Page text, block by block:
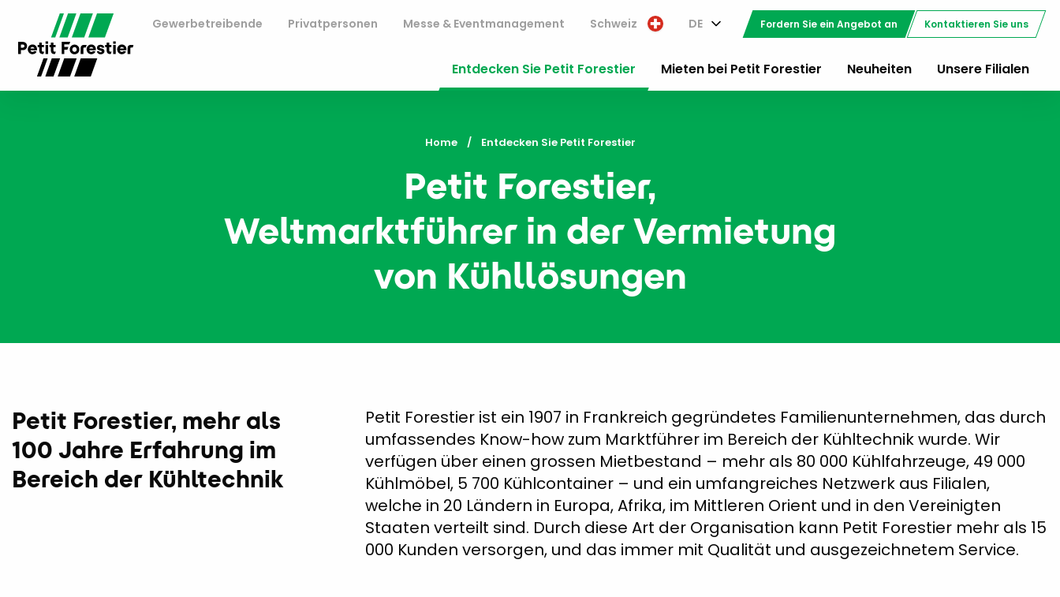
Gewerbetreibende Privatpersonen Messe & Eventmanagement Schweiz DE Fordern Sie ein Angebot an Kontaktieren Sie uns
Entdecken Sie Petit Forestier Mieten bei Petit Forestier Neuheiten Unsere Filialen
Home Current:
Entdecken Sie Petit Forestier
Petit Forestier,
Weltmarktführer in der Vermietung
von Kühllösungen
Petit Forestier, mehr als
100 Jahre Erfahrung im
Bereich der Kühltechnik
Petit Forestier ist ein 1907 in Frankreich gegründetes Familienunternehmen, das durch
umfassendes Know-how zum Marktführer im Bereich der Kühltechnik wurde. Wir
verfügen über einen grossen Mietbestand – mehr als 80 000 Kühlfahrzeuge, 49 000
Kühlmöbel, 5 700 Kühlcontainer – und ein umfangreiches Netzwerk aus Filialen,
welche in 20 Ländern in Europa, Afrika, im Mittleren Orient und in den Vereinigten
Staaten verteilt sind. Durch diese Art der Organisation kann Petit Forestier mehr als 15
000 Kunden versorgen, und das immer mit Qualität und ausgezeichnetem Service.